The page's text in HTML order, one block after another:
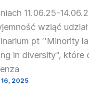
11.06.25-
wziąć
pt ’’Minority
in diversity”, które
16, 2025